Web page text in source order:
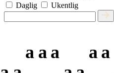
Daglig
Ukentlig